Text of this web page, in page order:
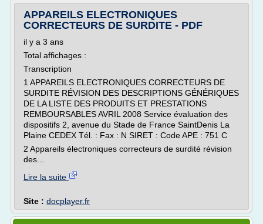
APPAREILS ELECTRONIQUES
CORRECTEURS DE SURDITE - PDF
il y a 3 ans
Total affichages :
Transcription
1 APPAREILS ELECTRONIQUES CORRECTEURS DE
SURDITE RÉVISION DES DESCRIPTIONS GÉNÉRIQUES
DE LA LISTE DES PRODUITS ET PRESTATIONS
REMBOURSABLES AVRIL 2008 Service évaluation des
dispositifs 2, avenue du Stade de France SaintDenis La
Plaine CEDEX Tél. : Fax : N SIRET : Code APE : 751 C
2 Appareils électroniques correcteurs de surdité révision
des...
Lire la suite
Site : docplayer.fr